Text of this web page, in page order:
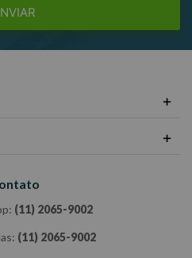
(11) 2065-9002
(11) 2065-9002